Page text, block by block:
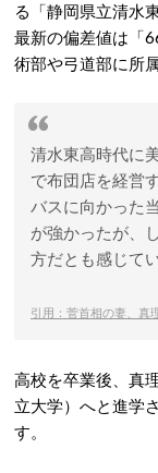
る「静岡県立清水
最新の偏差値は「
術部や弓道部に所
清水東高時代に
で布団店を経営
バスに向かった
が強かったが、
方だとも感じて
引用：菅首相の妻、
高校を卒業後、真
立大学）へと進学
す。